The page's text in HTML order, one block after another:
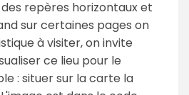
repères horizontaux et
sur certaines pages on
à visiter, on invite
ce lieu pour le
: situer sur la carte la